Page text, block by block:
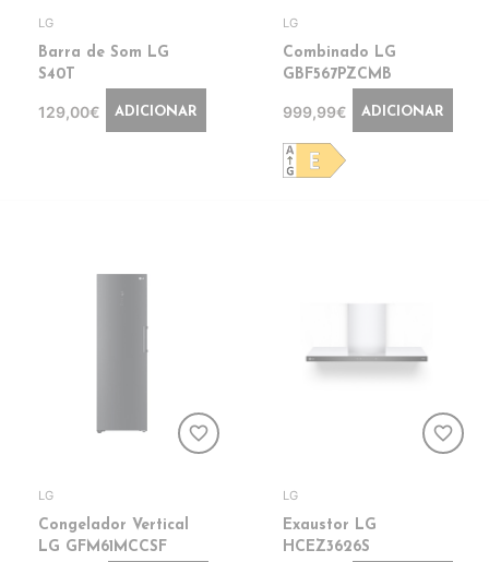
LG
Barra de Som LG
S40T
129,00€ ADICIONAR
LG
Combinado LG
GBF567PZCMB
999,99€ ADICIONAR
favorite_border
LG
Congelador Vertical
LG GFM61MCCSF
favorite_border
LG
Exaustor LG
HCEZ3626S